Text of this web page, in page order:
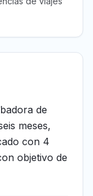
de
meses,
con 4
objetivo de